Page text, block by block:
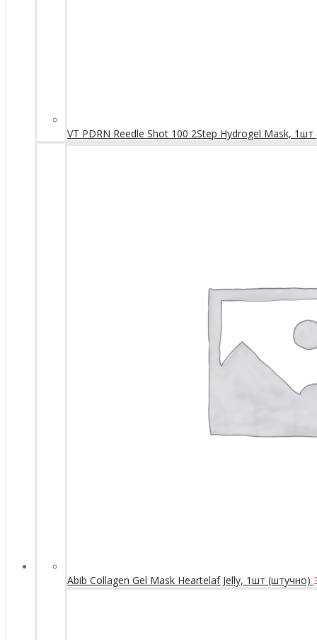
VT PDRN Reedle Shot 100 2Step Hydrogel Mask,
Abib Collagen Gel Mask Heartelaf Jelly, 1шт (штучно)